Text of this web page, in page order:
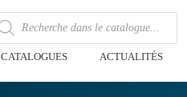
CATALOGUES ACTUALITÉS